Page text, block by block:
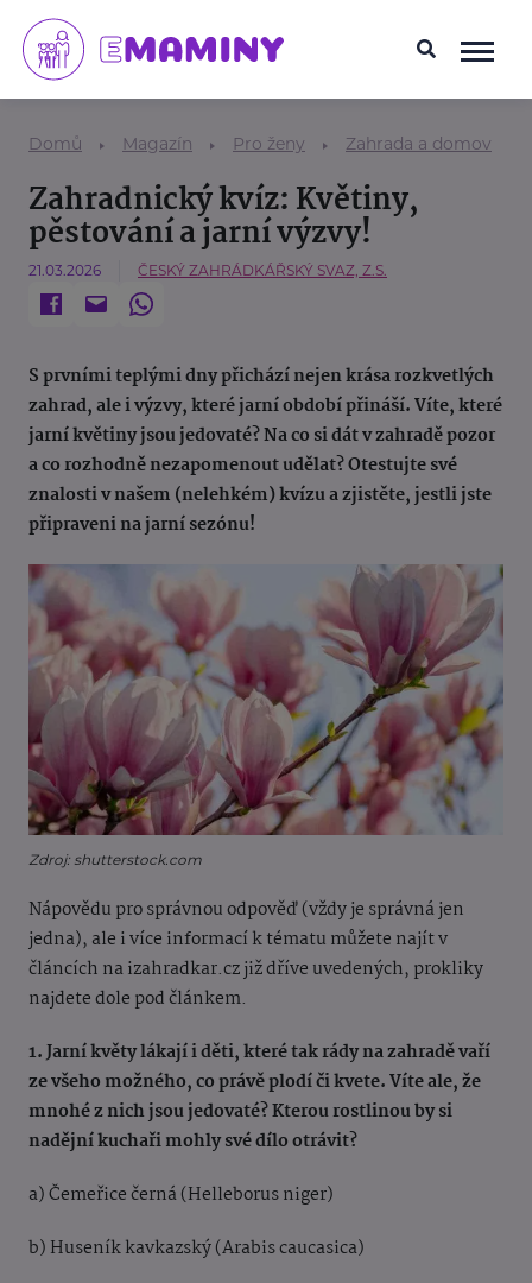
Domů Magazín Pro ženy Zahrada a domov
Zahradnický kvíz: Květiny,
pěstování a jarní výzvy!
21.03.2026 ČESKÝ ZAHRÁDKÁŘSKÝ SVAZ, Z.S.
S prvními teplými dny přichází nejen krása rozkvetlých
zahrad, ale i výzvy, které jarní období přináší. Víte, které
jarní květiny jsou jedovaté? Na co si dát v zahradě pozor
a co rozhodně nezapomenout udělat? Otestujte své
znalosti v našem (nelehkém) kvízu a zjistěte, jestli jste
připraveni na jarní sezónu!
Zdroj: shutterstock.com
Nápovědu pro správnou odpověď (vždy je správná jen
jedna), ale i více informací k tématu můžete najít v
článcích na izahradkar.cz již dříve uvedených, prokliky
najdete dole pod článkem.
1. Jarní květy lákají i děti, které tak rády na zahradě vaří
ze všeho možného, co právě plodí či kvete. Víte ale, že
mnohé z nich jsou jedovaté? Kterou rostlinou by si
nadějní kuchaři mohly své dílo otrávit?
a) Čemeřice černá (Helleborus niger)
b) Huseník kavkazský (Arabis caucasica)